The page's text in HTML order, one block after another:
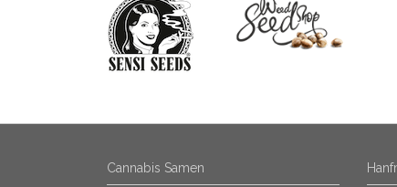
Cannabis Samen